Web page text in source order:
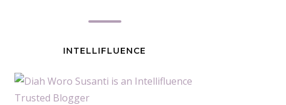
INTELLIFLUENCE